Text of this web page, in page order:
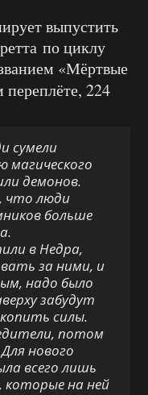
выпустить
по циклу
«Мёртвые
переплёте, 224
сумели
магического
демонов.
что люди
больше
в Недра,
за ними, и
надо было
забудут
силы.
потом
нового
всего лишь
которые на ней